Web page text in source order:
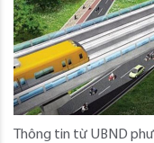
Thông tin từ UBND